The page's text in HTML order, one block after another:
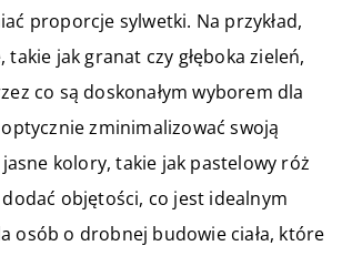
proporcje sylwetki. Na przykład,
takie jak granat czy głęboka zieleń,
co są doskonałym wyborem dla
zminimalizować swoją
kolory, takie jak pastelowy róż
dodać objętości, co jest idealnym
osób o drobnej budowie ciała, które